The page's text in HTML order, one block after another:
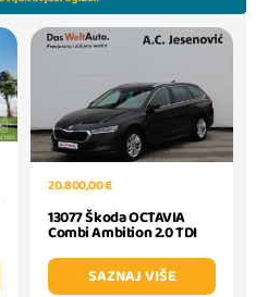
20.800,00 €
13077 Škoda OCTAVIA
Combi Ambition 2.0 TDI
SAZNAJ VIŠE